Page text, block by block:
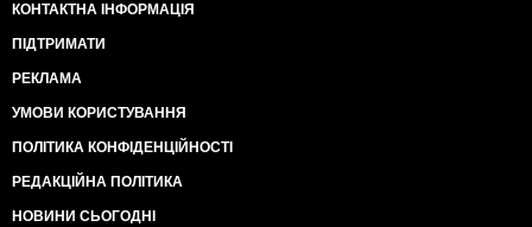
КОНТАКТНА ІНФОРМАЦІЯ
ПІДТРИМАТИ
РЕКЛАМА
УМОВИ КОРИСТУВАННЯ
ПОЛІТИКА КОНФІДЕНЦІЙНОСТІ
РЕДАКЦІЙНА ПОЛІТИКА
НОВИНИ СЬОГОДНІ